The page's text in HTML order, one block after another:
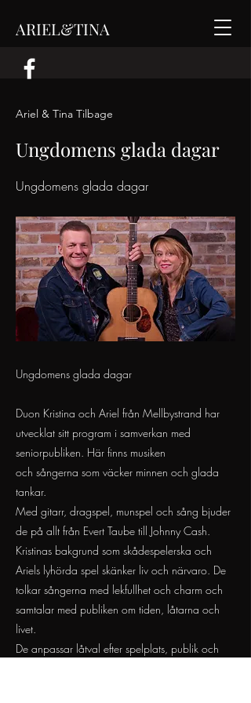
ARIEL&TINA
Ariel & Tina Tilbage
Ungdomens glada dagar
Ungdomens glada dagar
Ungdomens glada dagar
Duon Kristina och Ariel från Mellbystrand har
utvecklat sitt program i samverkan med
seniorpubliken. Här finns musiken
och sångerna som väcker minnen och glada
tankar.
Med gitarr, dragspel, munspel och sång bjuder
de på allt från Evert Taube till Johnny Cash.
Kristinas bakgrund som skådespelerska och
Ariels lyhörda spel skänker liv och närvaro. De
tolkar sångerna med lekfullhet och charm och
samtalar med publiken om tiden, låtarna och
livet.
De anpassar låtval efter spelplats, publik och